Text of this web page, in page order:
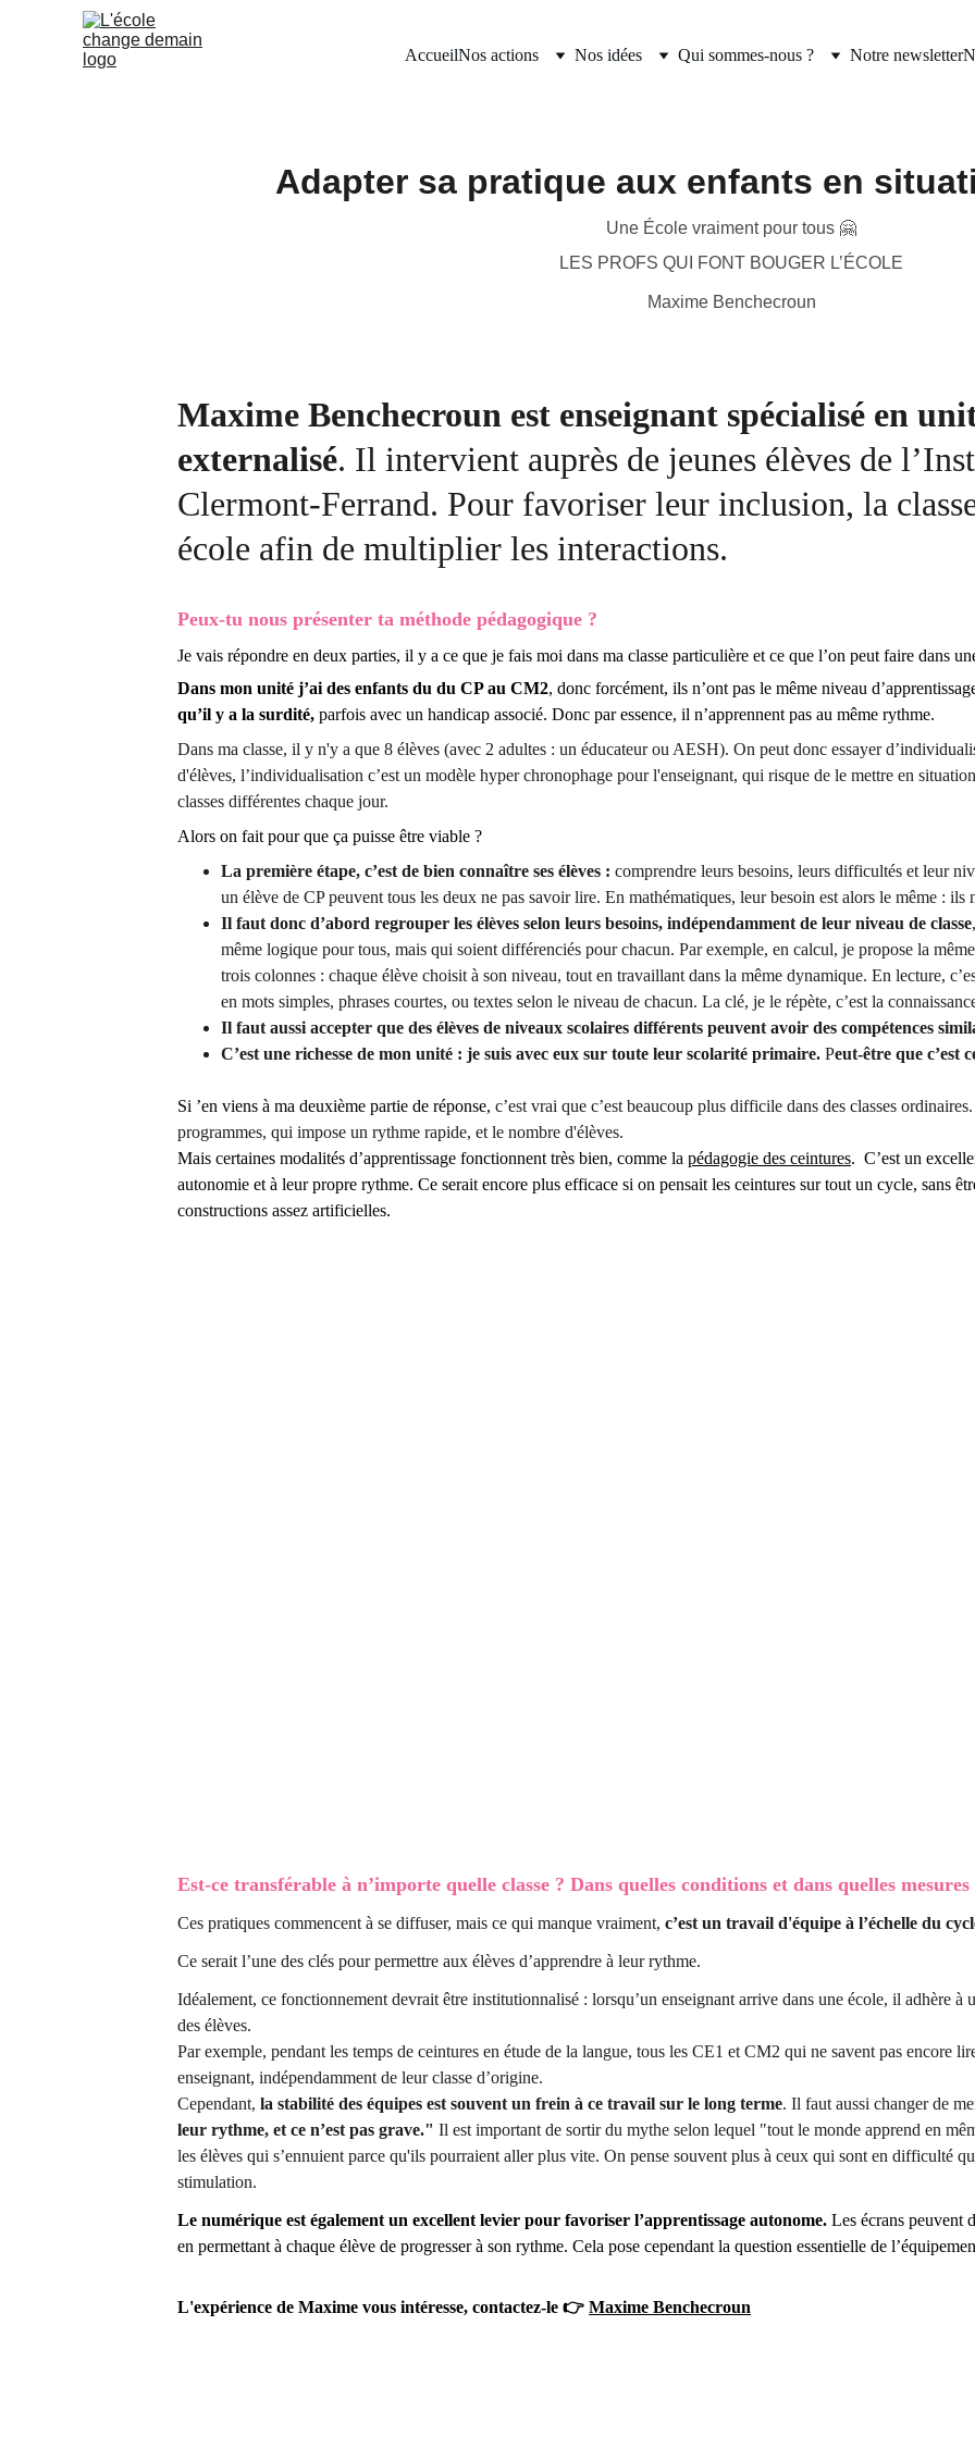
AccueilNos actions Nos idées Qui sommes-nous ? Notre newsletter
Adapter sa pratique aux enfants en
Une École vraiment pour tous 🤗
LES PROFS QUI FONT BOUGER L’ÉCOLE
Maxime Benchecroun
Maxime Benchecroun est enseignant spécialisé en
externalisé. Il intervient auprès de jeunes élèves de
Clermont-Ferrand. Pour favoriser leur inclusion, la
école afin de multiplier les interactions.
Peux-tu nous présenter ta méthode pédagogique ?
Je vais répondre en deux parties, il y a ce que je fais moi dans ma classe particulière et ce que l’on peut faire dans
Dans mon unité j’ai des enfants du du CP au CM2, donc forcément, ils n’ont pas le même niveau
qu’il y a la surdité, parfois avec un handicap associé. Donc par essence, il n’apprennent pas au même rythme.
Dans ma classe, il y n'y a que 8 élèves (avec 2 adultes : un éducateur ou AESH). On peut donc essayer
d'élèves, l’individualisation c’est un modèle hyper chronophage pour l'enseignant, qui risque de le mettre en
classes différentes chaque jour.
Alors on fait pour que ça puisse être viable ?
La première étape, c’est de bien connaître ses élèves : comprendre leurs besoins, leurs difficultés et leur
un élève de CP peuvent tous les deux ne pas savoir lire. En mathématiques, leur besoin est alors le même :
Il faut donc d’abord regrouper les élèves selon leurs besoins, indépendamment de leur niveau de classe
même logique pour tous, mais qui soient différenciés pour chacun. Par exemple, en calcul, je propose la
trois colonnes : chaque élève choisit à son niveau, tout en travaillant dans la même dynamique. En lecture,
en mots simples, phrases courtes, ou textes selon le niveau de chacun. La clé, je le répète, c’est la
Il faut aussi accepter que des élèves de niveaux scolaires différents peuvent avoir des compétences
C’est une richesse de mon unité : je suis avec eux sur toute leur scolarité primaire. Peut-être que c’est
Si ’en viens à ma deuxième partie de réponse, c’est vrai que c’est beaucoup plus difficile dans des classes
programmes, qui impose un rythme rapide, et le nombre d'élèves.
Mais certaines modalités d’apprentissage fonctionnent très bien, comme la pédagogie des ceintures.  C’est un
autonomie et à leur propre rythme. Ce serait encore plus efficace si on pensait les ceintures sur tout un cycle, sans
constructions assez artificielles.
Est-ce transférable à n’importe quelle classe ? Dans quelles conditions et dans quelles mesures
Ces pratiques commencent à se diffuser, mais ce qui manque vraiment, c’est un travail d'équipe à l’échelle du
Ce serait l’une des clés pour permettre aux élèves d’apprendre à leur rythme.
Idéalement, ce fonctionnement devrait être institutionnalisé : lorsqu’un enseignant arrive dans une école, il adhère à
des élèves.
Par exemple, pendant les temps de ceintures en étude de la langue, tous les CE1 et CM2 qui ne savent pas encore
enseignant, indépendamment de leur classe d’origine.
Cependant, la stabilité des équipes est souvent un frein à ce travail sur le long terme. Il faut aussi changer de
leur rythme, et ce n’est pas grave." Il est important de sortir du mythe selon lequel "tout le monde apprend en
les élèves qui s’ennuient parce qu'ils pourraient aller plus vite. On pense souvent plus à ceux qui sont en difficulté
stimulation.
Le numérique est également un excellent levier pour favoriser l’apprentissage autonome. Les écrans peuvent
en permettant à chaque élève de progresser à son rythme. Cela pose cependant la question essentielle de
L'expérience de Maxime vous intéresse, contactez-le 👉 Maxime Benchecroun